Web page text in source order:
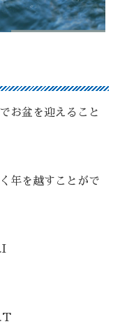
お盆を迎えること
年を越すことがで